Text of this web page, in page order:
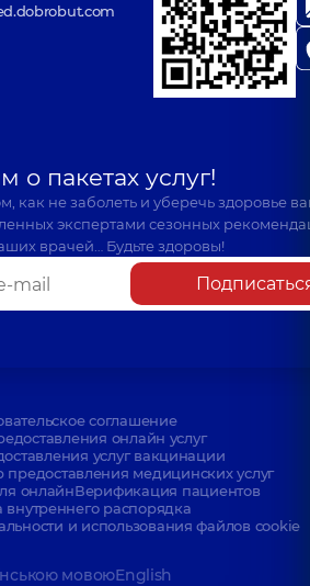
о пакетах услуг!
как не заболеть и уберечь здоровье
экспертами сезонных
врачей… Будьте здоровы!
соглашение
онлайн услуг
услуг вакцинации
медицинских услуг
онлайнВерификация пациентов
распорядка
и использования файлов cookie
мовоюEnglish